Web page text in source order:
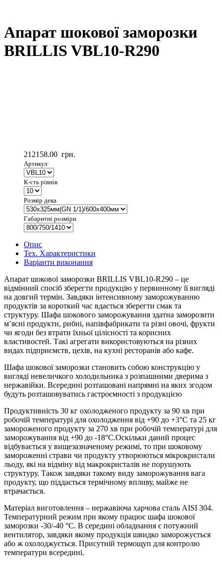
Апарат шокової заморозки
BRILLIS VBL10-R290
212158.00 грн.
Артикул:
К-сть рівнів
Розмір дека
Габаритні розміри
Опис
Тех. Характеристики
Варіанти виконання
Апарат шокової заморозки BRILLIS VBL10-R290 – це
відмінний спосіб зберегти продукцію у первинному її вигляді
на довгий термін. Завдяки інтенсивному заморожуванню
продуктів за короткий час вдається зберегти смак та
структуру. Шафа шокового заморожування здатна заморозити
м’ясні продукти, рибні, напівфабрикати та різні овочі, фрукти
чи ягоди без втрати їхньої цілісності та корисних
властивостей. Такі агрегати використовуються на різних
видах підприємств, цехів, на кухні ресторанів або кафе.
Шафа шокової заморозки становить собою конструкцію у
вигляді невеличкого холодильника з розпашними дверима з
нержавійки. Всередині розташовані напрямні на яких згодом
будуть розташовуватись гастроємності з продукцією
Продуктивність 30 кг охолодженого продукту за 90 хв при
робочій температурі для охолодження від +90 до +3°С та 25 кг
замороженого продукту за 270 хв при робочій температурі для
заморожування від +90 до -18°С.Оскільки даний процес
відбувається у вищезазначеному режимі, то при шоковому
замороженні страви чи продукту утворюються мікрокристали
льоду, які на відміну від макрокристалів не порушують
структуру. Також завдяки такому виду заморожування вага
продукту, що піддається термічному впливу, майже не
втрачається.
Матеріал виготовлення – нержавіюча харчова сталь AISI 304.
Температурний режим при якому працює шафа шокової
заморозки -30/-40 °С. В середині обладнання є потужний
вентилятор, завдяки якому продукція швидко заморожується
або ж охолоджується. Присутній термощуп для контролю
температури всередині.